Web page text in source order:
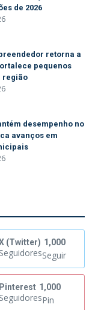
de 2026
retorna a
pequenos
região
desempenho no
avanços em
(Twitter) 1,000
SeguidoresSeguir
Pinterest 1,000
SeguidoresPin